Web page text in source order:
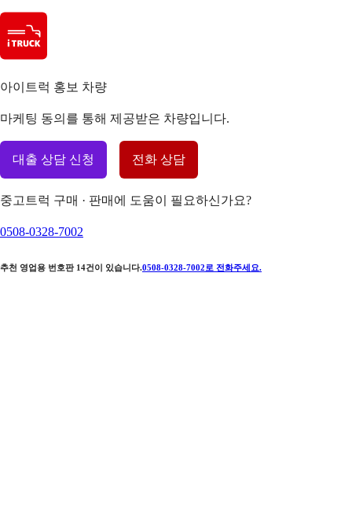
아이트럭 홍보 차량
마케팅 동의를 통해 제공받은 차량입니다.
대출 상담 신청 전화 상담
중고트럭 구매 · 판매에 도움이 필요하신가요?
0508-0328-7002
추천 영업용 번호판 14건이 있습니다.0508-0328-7002 로 전화주세요.